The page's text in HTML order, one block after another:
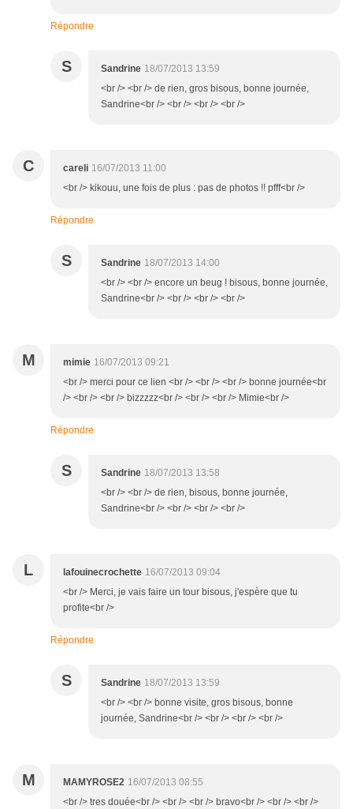
Répondre
S Sandrine 18/07/2013 13:59
<br /> <br /> de rien, gros bisous, bonne journée,
Sandrine<br /> <br /> <br /> <br />
C careli 16/07/2013 11:00
<br /> kikouu, une fois de plus : pas de photos !! pfff<br />
Répondre
S Sandrine 18/07/2013 14:00
<br /> <br /> encore un beug ! bisous, bonne journée,
Sandrine<br /> <br /> <br /> <br />
M mimie 16/07/2013 09:21
<br /> merci pour ce lien <br /> <br /> <br /> bonne journée<br
/> <br /> <br /> bizzzzz<br /> <br /> <br /> Mimie<br />
Répondre
S Sandrine 18/07/2013 13:58
<br /> <br /> de rien, bisous, bonne journée,
Sandrine<br /> <br /> <br /> <br />
L lafouinecrochette 16/07/2013 09:04
<br /> Merci, je vais faire un tour bisous, j'espère que tu
profite<br />
Répondre
S Sandrine 18/07/2013 13:59
<br /> <br /> bonne visite, gros bisous, bonne
journée, Sandrine<br /> <br /> <br /> <br />
M MAMYROSE2 16/07/2013 08:55
<br /> tres douée<br /> <br /> <br /> bravo<br /> <br /> <br />